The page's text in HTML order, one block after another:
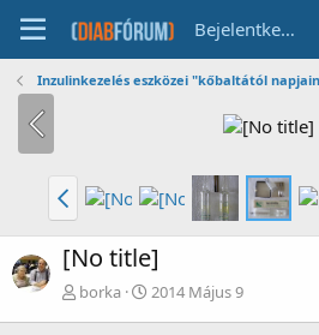
Bejelentkezés
Inzulinkezelés eszközei "kőbaltától
[No title]
borka 2014 Május 9